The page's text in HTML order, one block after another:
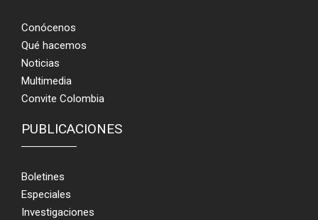
Conócenos
Qué hacemos
Noticias
Multimedia
Convite Colombia
PUBLICACIONES
Boletines
Especiales
Investigaciones